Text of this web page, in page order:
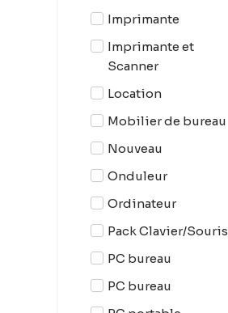
Imprimante
Imprimante et
Scanner
Location
Mobilier de bureau
Nouveau
Onduleur
Ordinateur
Pack Clavier/Souris
PC bureau
PC bureau